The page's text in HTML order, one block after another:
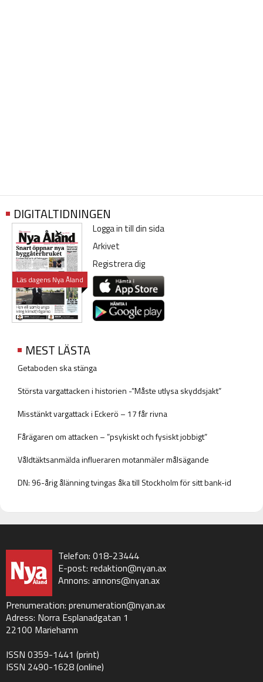
DIGITALTIDNINGEN
Läs dagens Nya Åland
Logga in till din sida
Arkivet
Registrera dig
MEST LÄSTA
Getaboden ska stänga
Största vargattacken i historien -”Måste utlysa skyddsjakt”
Misstänkt vargattack i Eckerö – 17 får rivna
Fårägaren om attacken – ”psykiskt och fysiskt jobbigt”
Våldtäktsanmälda influeraren motanmäler målsägande
DN: 96-årig ålänning tvingas åka till Stockholm för sitt bank-id
Telefon: 018-23444
E-post: redaktion@nyan.ax
Annons: annons@nyan.ax
Prenumeration: prenumeration@nyan.ax
Adress: Norra Esplanadgatan 1
22100 Mariehamn
ISSN 0359-1441 (print)
ISSN 2490-1628 (online)